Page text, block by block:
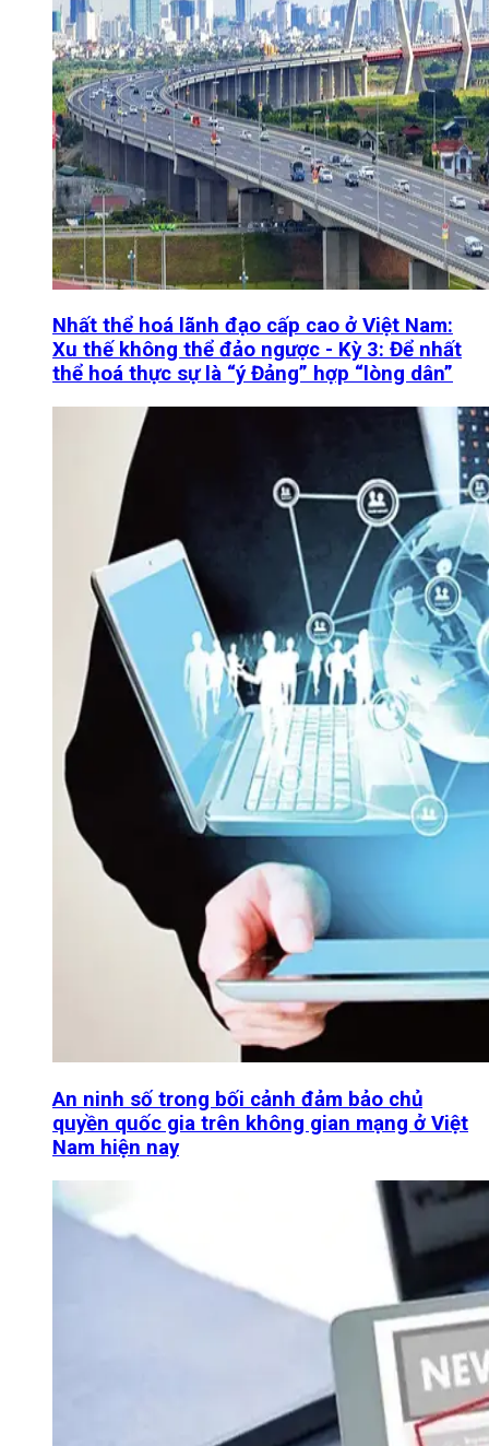
Nhất thể hoá lãnh đạo cấp cao ở Việt Nam:
Xu thế không thể đảo ngược - Kỳ 3: Để nhất
thể hoá thực sự là “ý Đảng” hợp “lòng dân”
An ninh số trong bối cảnh đảm bảo chủ
quyền quốc gia trên không gian mạng ở Việt
Nam hiện nay